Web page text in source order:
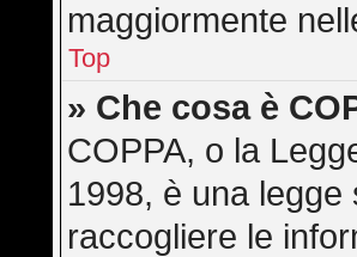
maggiormente
Top
» Che cosa è
COPPA, o la
1998, è una
raccogliere le